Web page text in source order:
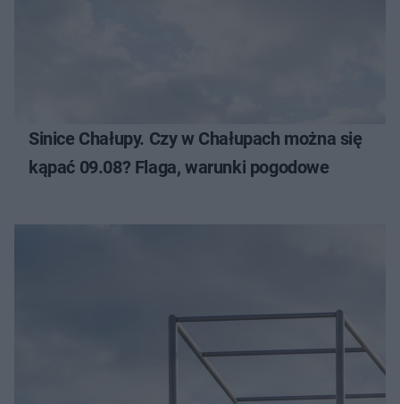
Sinice Chałupy. Czy w Chałupach można się
kąpać 09.08? Flaga, warunki pogodowe